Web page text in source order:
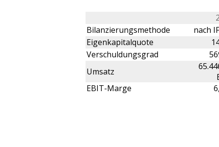
Bilanzierungsmethode
nach
Eigenkapitalquote
Verschuldungsgrad
Umsatz
EBIT-Marge